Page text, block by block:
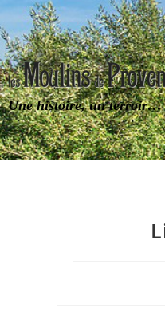
Une histoire, un terroir…